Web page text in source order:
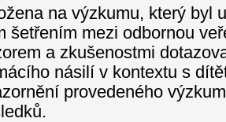
na výzkumu, který byl
šetřením mezi odbornou
a zkušenostmi
násilí v kontextu s
provedeného